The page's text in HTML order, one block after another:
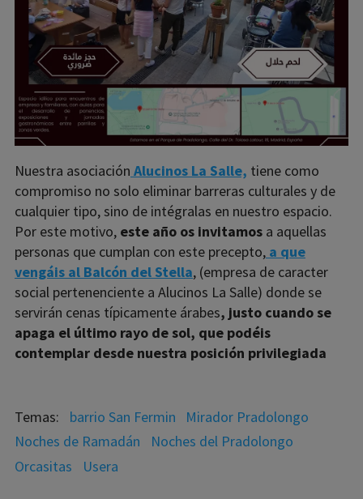
Nuestra asociación Alucinos La Salle, tiene como
compromiso no solo eliminar barreras culturales y de
cualquier tipo, sino de intégralas en nuestro espacio.
Por este motivo, este año os invitamos a aquellas
personas que cumplan con este precepto, a que
vengáis al Balcón del Stella, (empresa de caracter
social pertenenciente a Alucinos La Salle) donde se
servirán cenas típicamente árabes, justo cuando se
apaga el último rayo de sol, que podéis
contemplar desde nuestra posición privilegiada
barrio San Fermin
Mirador Pradolongo
Noches de Ramadán
Noches del Pradolongo
Orcasitas
Usera